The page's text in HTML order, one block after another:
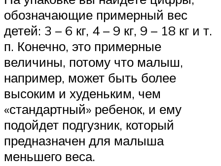
обозначающие примерный вес
детей: 3 – 6 кг, 4 – 9 кг, 9 – 18 кг и т.
п. Конечно, это примерные
величины, потому что малыш,
например, может быть более
высоким и худеньким, чем
«стандартный» ребенок, и ему
подойдет подгузник, который
предназначен для малыша
меньшего веса.